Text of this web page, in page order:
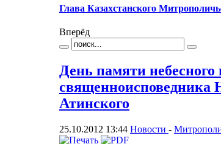
Глава Казахстанского
Вперёд
День памяти небесного
священноисповедника
Атинского
25.10.2012 13:44 Новости -